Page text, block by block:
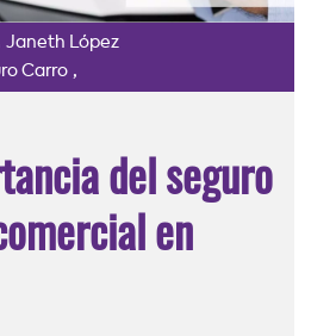
Janeth López
Carro ,
del seguro
en